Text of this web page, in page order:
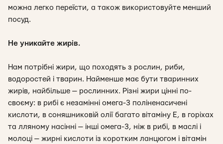
можна легко переїсти, а також використовуйте менший
посуд.
Не уникайте жирів.
Нам потрібні жири, що походять з рослин, риби,
водоростей і тварин. Найменше має бути тваринних
жирів, найбільше — рослинних. Різні жири цінні по-
своєму: в рибі є незамінні омега-3 поліненасичені
кислоти, в соняшниковій олії багато вітаміну Е, в горіхах
та лляному насінні — інші омега-3, ніж в рибі, в маслі і
молоці — жирні кислоти із коротким ланцюгом і вітамін